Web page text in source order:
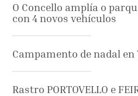
O Concello amplía o
con 4 novos vehículos
Campamento de nadal en
Rastro PORTOVELLO e